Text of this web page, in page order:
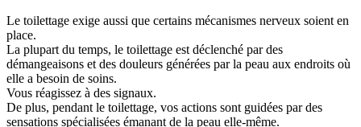
Le toilettage exige aussi que certains mécanismes nerveux soient en
place.
La plupart du temps, le toilettage est déclenché par des
démangeaisons et des douleurs générées par la peau aux endroits où
elle a besoin de soins.
Vous réagissez à des signaux.
De plus, pendant le toilettage, vos actions sont guidées par des
sensations spécialisées émanant de la peau elle-même.